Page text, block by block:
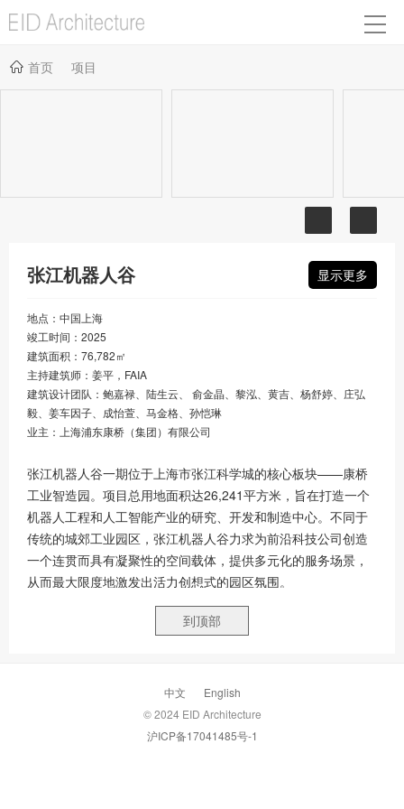
首页 项目
张江机器人谷 显示更多
地点：中国上海
竣工时间：2025
建筑面积：76,782㎡
主持建筑师：姜平，FAIA
建筑设计团队：鲍嘉禄、陆生云、 俞金晶、黎泓、黄吉、杨舒婷、庄弘
毅、姜车因子、成怡萱、马金格、孙恺琳
业主：上海浦东康桥（集团）有限公司
张江机器人谷一期位于上海市张江科学城的核心板块——康桥
工业智造园。项目总用地面积达26,241平方米，旨在打造一个
机器人工程和人工智能产业的研究、开发和制造中心。不同于
传统的城郊工业园区，张江机器人谷力求为前沿科技公司创造
一个连贯而具有凝聚性的空间载体，提供多元化的服务场景，
从而最大限度地激发出活力创想式的园区氛围。
作为康桥打造机器人产业园的第一步，项目所处区域目前虽然
有部分产能基础，但是并没有完整的构架体系，也无法在空间
尺度宜人、融于自然的“绿色智谷”
张江机器人谷集企业研发及办公总部，机器人实验室、生产车
到顶部
中文
English
© 2024 EID Architecture
沪ICP备17041485号-1